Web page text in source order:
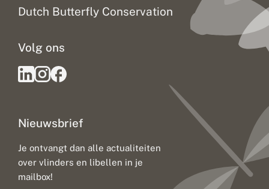
Dutch Butterfly Conservation
Nieuwsbrief
Je ontvangt dan alle actualiteiten
over vlinders en libellen in je
mailbox!
Volg ons